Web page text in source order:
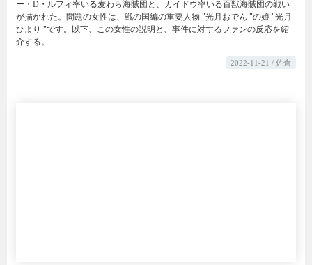
ー・D・ルフィ率いる麦わら海賊団と、カイドウ率いる百獣海賊団の戦い
が描かれた。問題の女性は、戦の国編の重要人物 "光月おでん "の娘 "光月
ひより "です。以下、この女性の説明と、事件に対するファンの反応を紹
介する。
2022-11-21 / 佐倉